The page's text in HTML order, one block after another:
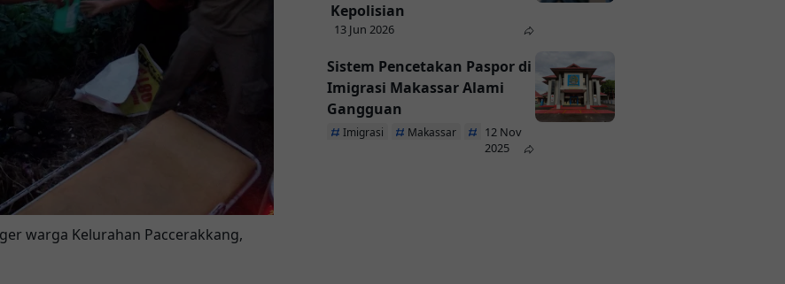
warga Kelurahan Paccerakkang,
Kepolisian
13 Jun 2026
Sistem Pencetakan Paspor di
Imigrasi Makassar Alami
Gangguan
Imigrasi Makassar Paspor
12 Nov
2025